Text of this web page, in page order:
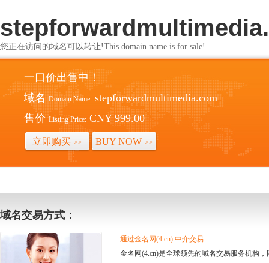
您正在访问的域名可以转让!This domain name is for sale!
一口价出售中！
域名 Domain Name: stepforwardmultimedia.com
售价 Listing Price: CNY 999.00
立即购买 >> BUY NOW >>
域名交易方式：
通过金名网(4.cn) 中介交易
金名网(4.cn)是全球领先的域名交易服务机构